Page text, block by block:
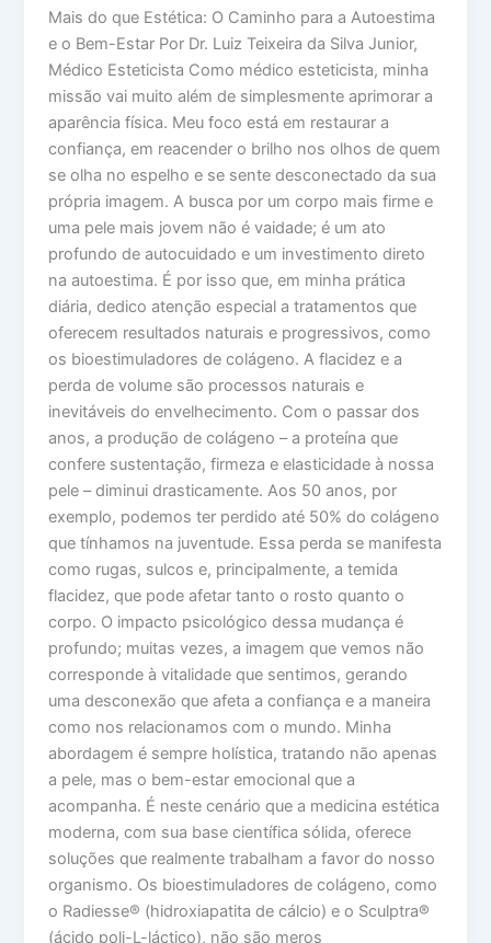
Mais do que Estética: O Caminho para a Autoestima
e o Bem-Estar Por Dr. Luiz Teixeira da Silva Junior,
Médico Esteticista Como médico esteticista, minha
missão vai muito além de simplesmente aprimorar a
aparência física. Meu foco está em restaurar a
confiança, em reacender o brilho nos olhos de quem
se olha no espelho e se sente desconectado da sua
própria imagem. A busca por um corpo mais firme e
uma pele mais jovem não é vaidade; é um ato
profundo de autocuidado e um investimento direto
na autoestima. É por isso que, em minha prática
diária, dedico atenção especial a tratamentos que
oferecem resultados naturais e progressivos, como
os bioestimuladores de colágeno. A flacidez e a
perda de volume são processos naturais e
inevitáveis do envelhecimento. Com o passar dos
anos, a produção de colágeno – a proteína que
confere sustentação, firmeza e elasticidade à nossa
pele – diminui drasticamente. Aos 50 anos, por
exemplo, podemos ter perdido até 50% do colágeno
que tínhamos na juventude. Essa perda se manifesta
como rugas, sulcos e, principalmente, a temida
flacidez, que pode afetar tanto o rosto quanto o
corpo. O impacto psicológico dessa mudança é
profundo; muitas vezes, a imagem que vemos não
corresponde à vitalidade que sentimos, gerando
uma desconexão que afeta a confiança e a maneira
como nos relacionamos com o mundo. Minha
abordagem é sempre holística, tratando não apenas
a pele, mas o bem-estar emocional que a
acompanha. É neste cenário que a medicina estética
moderna, com sua base científica sólida, oferece
soluções que realmente trabalham a favor do nosso
organismo. Os bioestimuladores de colágeno, como
o Radiesse® (hidroxiapatita de cálcio) e o Sculptra®
(ácido poli-L-láctico), não são meros